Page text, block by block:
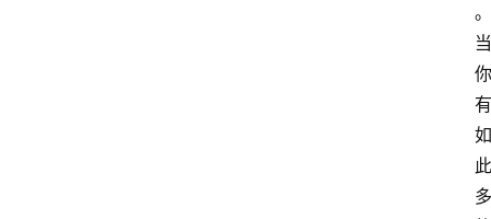
。
当
你
有
如
此
多